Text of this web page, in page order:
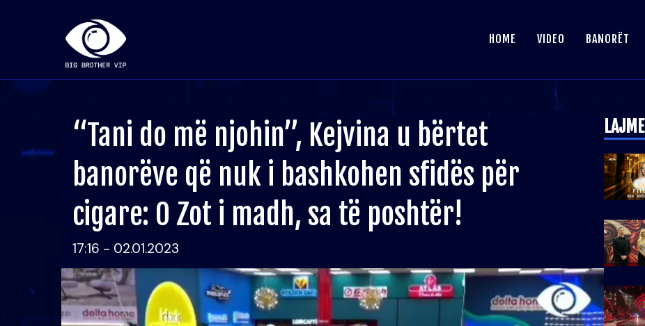
HOME VIDEO BANORËT
“Tani do më njohin”, Kejvina u bërtet
banorëve që nuk i bashkohen sfidës për
cigare: O Zot i madh, sa të poshtër!
17:16 - 02.01.2023
LAJME